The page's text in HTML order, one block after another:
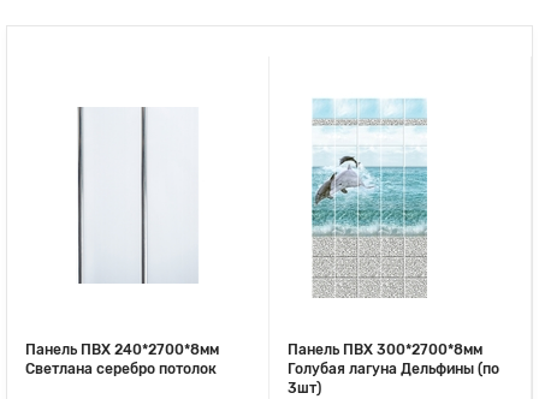
Панель ПВХ 240*2700*8мм
Светлана серебро потолок
Панель ПВХ 300*2700*8мм
Голубая лагуна Дельфины (по
3шт)